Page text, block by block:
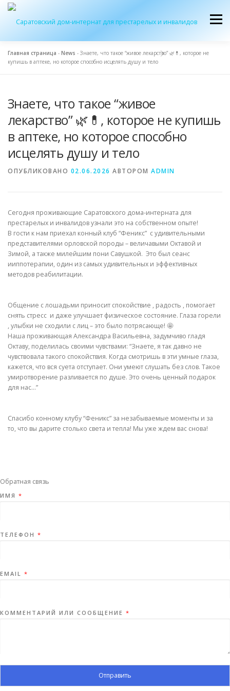
Перейти
содержимому
Меню
ОБ УЧРЕЖДЕНИИ ЭКСКУРСИЯ
ЖУРНАЛ “ДОМ” КОНТАКТЫ
Главная страница - News - Знаете, что такое “живое лекарство” 🌿💊, которое не
купишь в аптеке, но которое способно исцелять душу и тело
Знаете, что такое “живое
лекарство” 🌿💊, которое не купишь
в аптеке, но которое способно
исцелять душу и тело
ОПУБЛИКОВАНО 02.06.2026 АВТОРОМ ADMIN
Сегодня проживающие Саратовского дома-интерната для
престарелых и инвалидов узнали это на собственном опыте!
В гости к нам приехал конный клуб “Феникс” с удивительными
представителями орловской породы – величавыми Октавой и
Зимой, а также милейшим пони Савушкой. Это был сеанс
ииппотерапии, один из самых удивительных и эффективных
методов реабилитации.
Общение с лошадьми приносит спокойствие , радость , помогает
снять стресс и даже улучшает физическое состояние. Глаза горели
, улыбки не сходили с лиц – это было потрясающе! 🤩
Наша проживающая Александра Васильевна, задумчиво гладя
Октаву, поделилась своими чувствами: “Знаете, я так давно не
чувствовала такого спокойствия. Когда смотришь в эти умные глаза,
кажется, что вся суета отступает. Они умеют слушать без слов. Такое
умиротворение разливается по душе. Это очень ценный подарок
для нас…”
Спасибо конному клубу “Феникс” за незабываемые моменты и за
то, что вы дарите столько света и тепла! Мы уже ждем вас снова!
Обратная связь
ИМЯ *
ТЕЛЕФОН *
EMAIL *
КОММЕНТАРИЙ ИЛИ СООБЩЕНИЕ *
Отправить